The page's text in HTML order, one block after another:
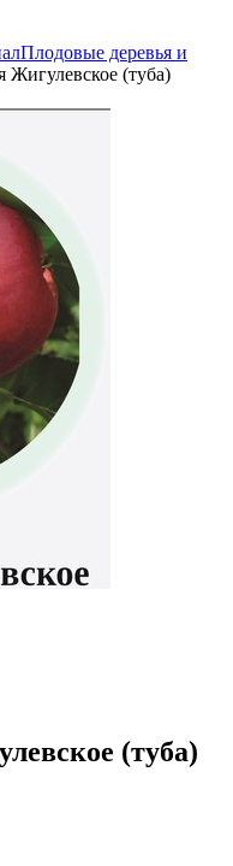
Плодовые деревья и
(туба)
(туба)